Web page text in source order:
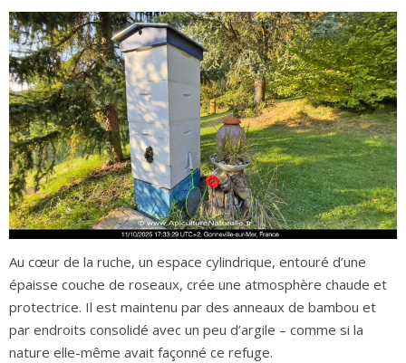
Au cœur de la ruche, un espace cylindrique, entouré d’une
épaisse couche de roseaux, crée une atmosphère chaude et
protectrice. Il est maintenu par des anneaux de bambou et
par endroits consolidé avec un peu d’argile – comme si la
nature elle-même avait façonné ce refuge.